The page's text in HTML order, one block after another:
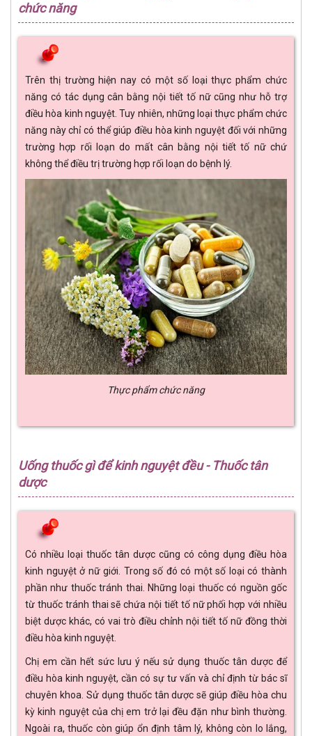
chức năng
Trên thị trường hiện nay có một số loại thực phẩm chức
năng có tác dụng cân bằng nội tiết tố nữ cũng như hỗ trợ
điều hòa kinh nguyệt. Tuy nhiên, những loại thực phẩm chức
năng này chỉ có thể giúp điều hòa kinh nguyệt đối với những
trường hợp rối loạn do mất cân bằng nội tiết tố nữ chứ
không thể điều trị trường hợp rối loạn do bệnh lý.
Thực phẩm chức năng
Uống thuốc gì để kinh nguyệt đều - Thuốc tân
dược
Có nhiều loại thuốc tân dược cũng có công dụng điều hòa
kinh nguyệt ở nữ giới. Trong số đó có một số loại có thành
phần như thuốc tránh thai. Những loại thuốc có nguồn gốc
từ thuốc tránh thai sẽ chứa nội tiết tố nữ phối hợp với nhiều
biệt dược khác, có vai trò điều chỉnh nội tiết tố nữ đồng thời
điều hòa kinh nguyệt.
Chị em cần hết sức lưu ý nếu sử dụng thuốc tân dược để
điều hòa kinh nguyệt, cần có sự tư vấn và chỉ định từ bác sĩ
chuyên khoa. Sử dụng thuốc tân dược sẽ giúp điều hòa chu
kỳ kinh nguyệt của chị em trở lại đều đặn như bình thường.
Ngoài ra, thuốc còn giúp ổn định tâm lý, không còn lo lắng,